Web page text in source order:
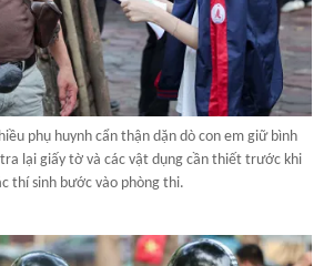
phụ huynh cẩn thận dặn dò con em giữ bình
lại giấy tờ và các vật dụng cần thiết trước khi
thí sinh bước vào phòng thi.